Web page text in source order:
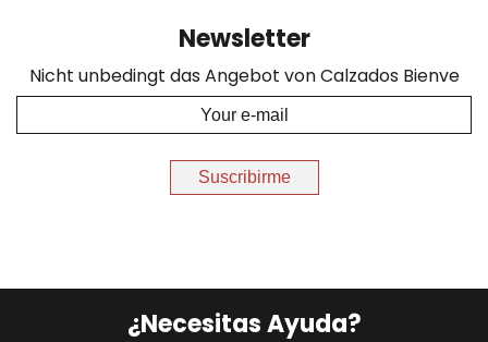
Newsletter
Nicht unbedingt das Angebot von Calzados Bienve
Suscribirme
¿Necesitas Ayuda?